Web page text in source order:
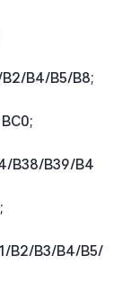
B2/B4/B5/B8;
B38/B39/B4
B2/B3/B4/B5/